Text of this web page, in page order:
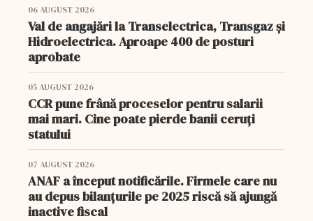
06 AUGUST 2026
Val de angajări la Transelectrica, Transgaz și
Hidroelectrica. Aproape 400 de posturi
aprobate
05 AUGUST 2026
CCR pune frână proceselor pentru salarii
mai mari. Cine poate pierde banii ceruți
statului
07 AUGUST 2026
ANAF a început notificările. Firmele care nu
au depus bilanțurile pe 2025 riscă să ajungă
inactive fiscal